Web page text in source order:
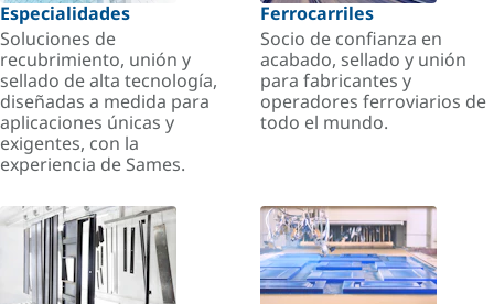
Especialidades
Soluciones de
recubrimiento, unión y
sellado de alta tecnología,
diseñadas a medida para
aplicaciones únicas y
exigentes, con la
experiencia de Sames.
Ferrocarriles
Socio de confianza en
acabado, sellado y unión
para fabricantes y
operadores ferroviarios de
todo el mundo.